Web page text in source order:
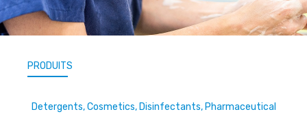
PRODUITS
Detergents, Cosmetics, Disinfectants, Pharmaceutical